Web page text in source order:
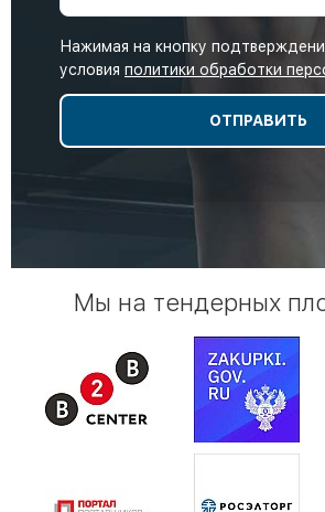
Нажимая на кнопку
условия политики обработки
Мы на тендерных